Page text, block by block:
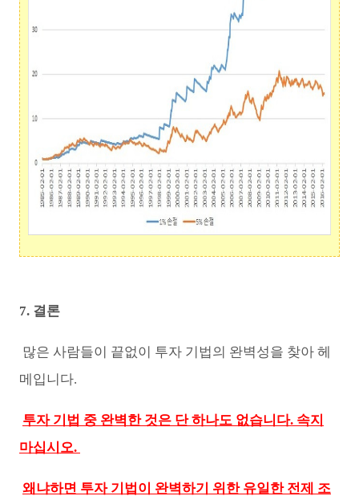
7. 결론
많은 사람들이 끝없이 투자 기법의 완벽성을 찾아 헤
메입니다.
투자 기법 중 완벽한 것은 단 하나도 없습니다. 속지
마십시오.
왜냐하면 투자 기법이 완벽하기 위한 유일한 전제 조